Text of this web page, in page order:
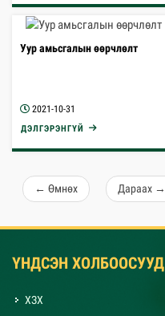
Уур амьсгалын өөрчлөлт
2021-10-31
ДЭЛГЭРЭНГҮЙ
← Өмнөх Дараах →
ҮНДСЭН ХОЛБООСУУД
ХЗХ